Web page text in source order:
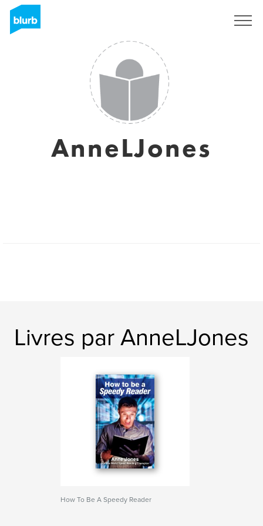
AnneLJones
Livres par AnneLJones
How To Be A Speedy Reader